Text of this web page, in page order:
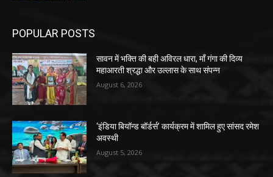
POPULAR POSTS
सावन में भक्ति की बही अविरल धारा, माँ गंगा की दिव्य
महाआरती श्रद्धा और उल्लास के साथ संपन्न
August 6, 2026
‘इंडिया बियॉन्ड बॉर्डर्स’ कार्यक्रम में शामिल हुए सांसद रमेश
अवस्थी
August 5, 2026